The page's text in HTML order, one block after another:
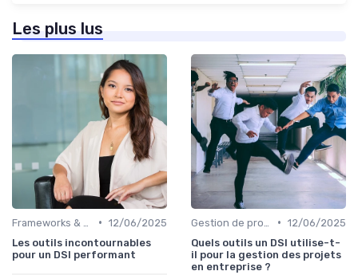
Les plus lus
• 12/06/2025
Les outils incontournables
pour un DSI performant
• 12/06/2025
Quels outils un DSI utilise-t-
il pour la gestion des projets
en entreprise ?